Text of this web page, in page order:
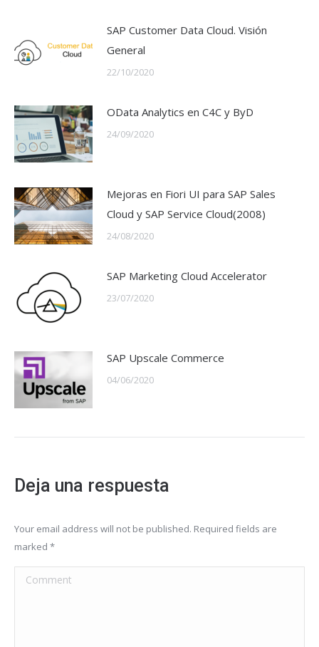
SAP Customer Data Cloud. Visión
General
22/10/2020
OData Analytics en C4C y ByD
24/09/2020
Mejoras en Fiori UI para SAP Sales
Cloud y SAP Service Cloud(2008)
24/08/2020
SAP Marketing Cloud Accelerator
23/07/2020
SAP Upscale Commerce
04/06/2020
Deja una respuesta
Your email address will not be published. Required fields are
marked *
Comment